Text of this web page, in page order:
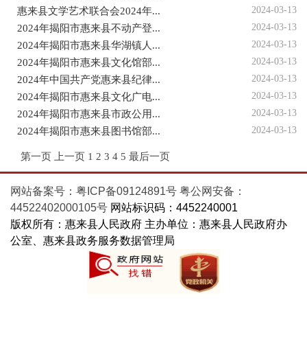
惠来县文学艺术联合会2024年... 2024-03-13
2024年揭阳市惠来县不动产登... 2024-03-13
2024年揭阳市惠来县华湖镇人... 2024-03-13
2024年揭阳市惠来县文化馆部... 2024-03-13
2024年中国共产党惠来县纪律... 2024-03-13
2024年揭阳市惠来县文化广电... 2024-03-13
2024年揭阳市惠来县市政公用... 2024-03-13
2024年揭阳市惠来县图书馆部... 2024-03-13
第一页 上一页 1 2 3 4 5 最后一页
网站备案号：粤ICP备09124891号 粤公网安备：
44522402000105号 网站标识码：4452240001
版权所有：惠来县人民政府 主办单位：惠来县人民政府办
公室、惠来县政务服务数据管理局